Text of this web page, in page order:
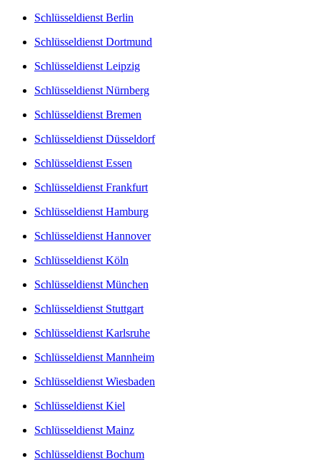
Schlüsseldienst Berlin
Schlüsseldienst Dortmund
Schlüsseldienst Leipzig
Schlüsseldienst Nürnberg
Schlüsseldienst Bremen
Schlüsseldienst Düsseldorf
Schlüsseldienst Essen
Schlüsseldienst Frankfurt
Schlüsseldienst Hamburg
Schlüsseldienst Hannover
Schlüsseldienst Köln
Schlüsseldienst München
Schlüsseldienst Stuttgart
Schlüsseldienst Karlsruhe
Schlüsseldienst Mannheim
Schlüsseldienst Wiesbaden
Schlüsseldienst Kiel
Schlüsseldienst Mainz
Schlüsseldienst Bochum